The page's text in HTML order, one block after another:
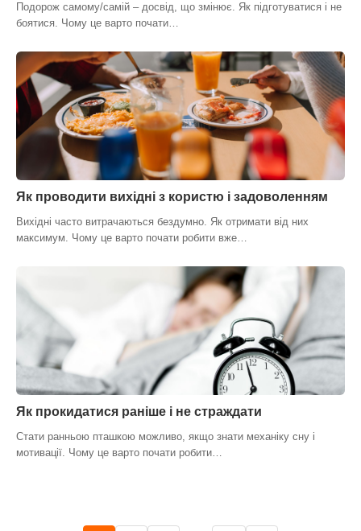
Подорож самому/самій – досвід, що змінює. Як підготуватися і не
боятися. Чому це варто почати…
Як проводити вихідні з користю і задоволенням
Вихідні часто витрачаються бездумно. Як отримати від них
максимум. Чому це варто почати робити вже…
Як прокидатися раніше і не страждати
Стати ранньою пташкою можливо, якщо знати механіку сну і
мотивації. Чому це варто почати робити…